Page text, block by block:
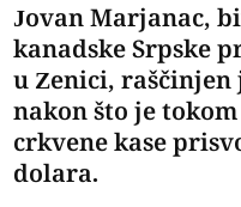
Jovan Marjanac,
kanadske Srpske
u Zenici, raščinjen
nakon što je
crkvene kase
dolara.